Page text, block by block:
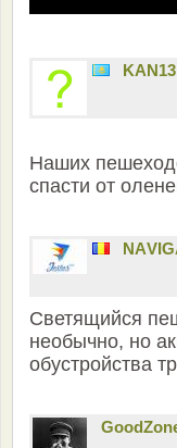
KAN13
Наших
спасти от
Светящийся
необычно, но
обустройства